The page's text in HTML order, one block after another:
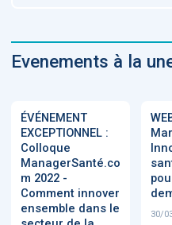
Evenements à la
ÉVÉNEMENT
EXCEPTIONNEL :
Colloque
ManagerSanté.co
m 2022 -
Comment innover
ensemble dans le
30/